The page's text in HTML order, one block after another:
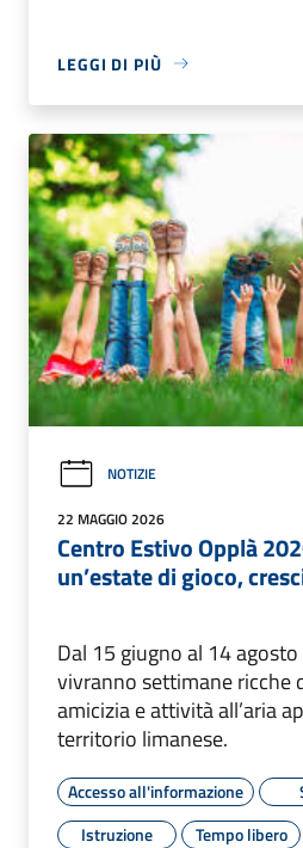
LEGGI DI PIÙ
NOTIZIE
22 MAGGIO 2026
Centro Estivo Opplà
un’estate di gioco,
Dal 15 giugno al 14
vivranno settimane ricche
amicizia e attività all’aria
territorio limanese.
Accesso all'informazione
Istruzione
Tempo libero